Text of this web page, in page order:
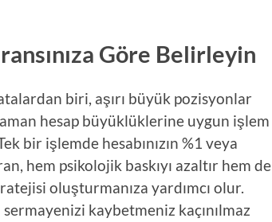
Göre Belirleyin
biri, aşırı büyük pozisyonlar
hesap büyüklüklerine uygun işlem
bir işlemde hesabınızın %1 veya
hem psikolojik baskıyı azaltır hem de
oluşturmanıza yardımcı olur.
kaybetmeniz kaçınılmaz